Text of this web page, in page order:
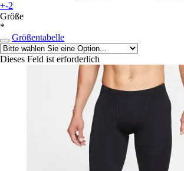
+-2
Größe
*
Größentabelle
Dieses Feld ist erforderlich